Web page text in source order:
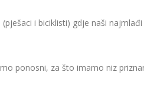
i biciklisti) gdje naši
ponosni, za što imamo niz